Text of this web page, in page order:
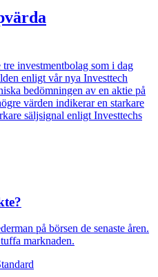
investmentbolag som i dag
enligt vår nya Investtech
bedömningen av en aktie på
värden indikerar en starkare
säljsignal enligt Investtechs
på börsen de senaste åren.
marknaden.